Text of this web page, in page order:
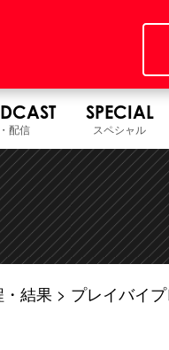
配信
SPECIAL
スペシャル
・結果
プレイバイ